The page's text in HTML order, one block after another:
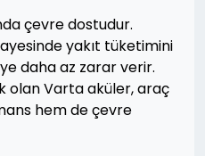
çevre dostudur.
yakıt tüketimini
daha az zarar verir.
olan Varta aküler, araç
hem de çevre